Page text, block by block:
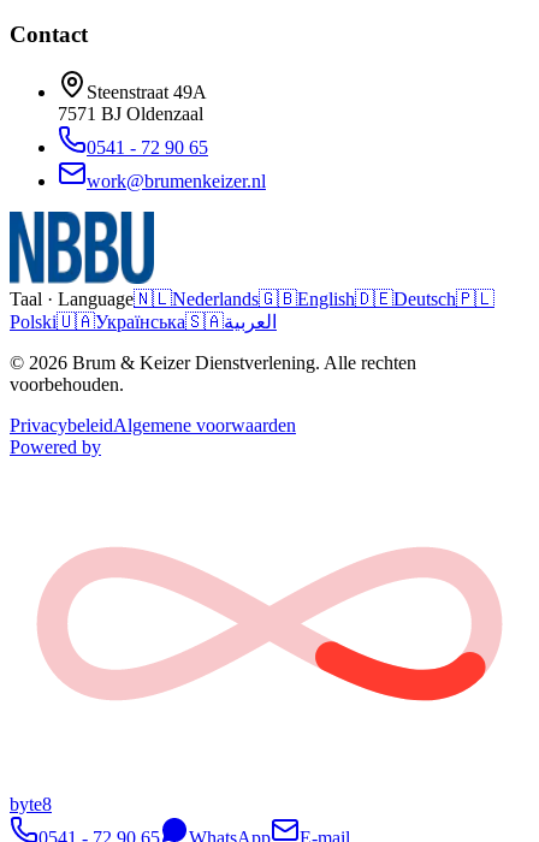
Contact
Steenstraat 49A
7571 BJ Oldenzaal
0541 - 72 90 65
work@brumenkeizer.nl
Taal · Language🇳🇱Nederlands🇬🇧English🇩🇪Deutsch🇵🇱
Polski🇺🇦Українська🇸🇦العربية
© 2026 Brum & Keizer Dienstverlening. Alle rechten
voorbehouden.
PrivacybeleidAlgemene voorwaarden
Powered by
byte8